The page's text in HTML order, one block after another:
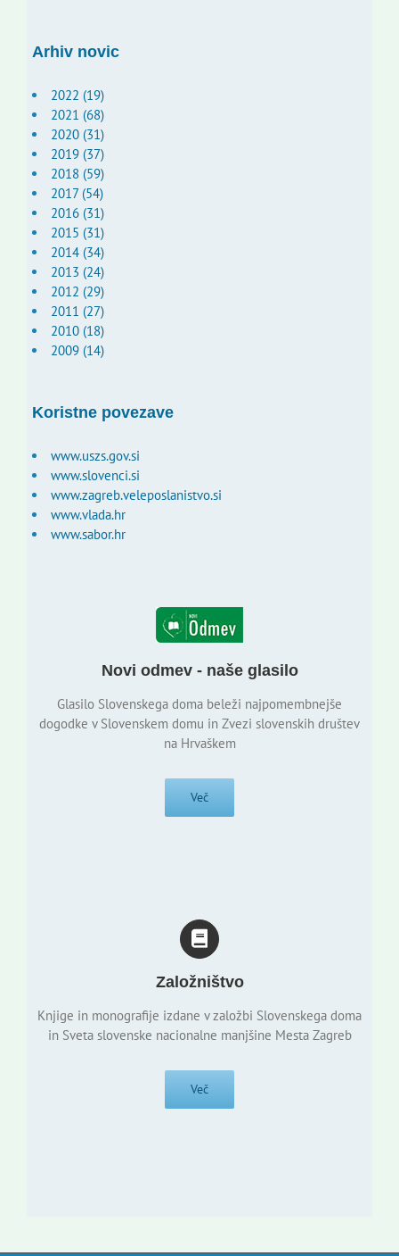
Arhiv novic
2022 (19)
2021 (68)
2020 (31)
2019 (37)
2018 (59)
2017 (54)
2016 (31)
2015 (31)
2014 (34)
2013 (24)
2012 (29)
2011 (27)
2010 (18)
2009 (14)
Koristne povezave
www.uszs.gov.si
www.slovenci.si
www.zagreb.veleposlanistvo.si
www.vlada.hr
www.sabor.hr
Novi odmev - naše glasilo
Glasilo Slovenskega doma beleži najpomembnejše
dogodke v Slovenskem domu in Zvezi slovenskih društev
na Hrvaškem
Več
Založništvo
Knjige in monografije izdane v založbi Slovenskega doma
in Sveta slovenske nacionalne manjšine Mesta Zagreb
Več